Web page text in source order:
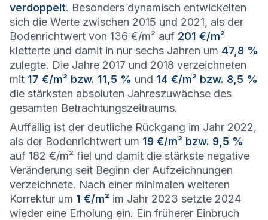
verdoppelt. Besonders dynamisch entwickelten
sich die Werte zwischen 2015 und 2021, als der
Bodenrichtwert von 136 €/m² auf 201 €/m²
kletterte und damit in nur sechs Jahren um 47,8 %
zulegte. Die Jahre 2017 und 2018 verzeichneten
mit 17 €/m² bzw. 11,5 % und 14 €/m² bzw. 8,5 %
die stärksten absoluten Jahreszuwächse des
gesamten Betrachtungszeitraums.
Auffällig ist der deutliche Rückgang im Jahr 2022,
als der Bodenrichtwert um 19 €/m² bzw. 9,5 %
auf 182 €/m² fiel und damit die stärkste negative
Veränderung seit Beginn der Aufzeichnungen
verzeichnete. Nach einer minimalen weiteren
Korrektur um 1 €/m² im Jahr 2023 setzte 2024
wieder eine Erholung ein. Ein früherer Einbruch